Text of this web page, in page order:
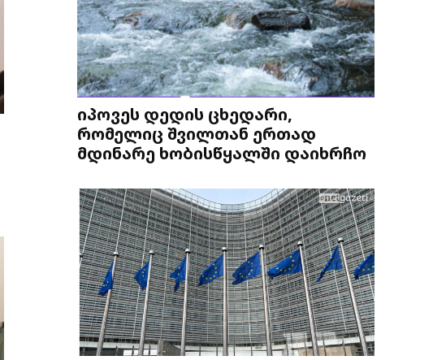
იპოვეს დედის ცხედარი,
რომელიც შვილთან ერთად
მდინარე ხობისწყალში დაიხრჩო